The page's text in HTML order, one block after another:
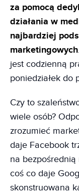
za pomocą
działania w
najbardziej
marketingowych
jest codzienną
poniedziałek do
Czy to
wiele osób?
zrozumieć
daje Facebook
na
coś co daje
skonstruowana